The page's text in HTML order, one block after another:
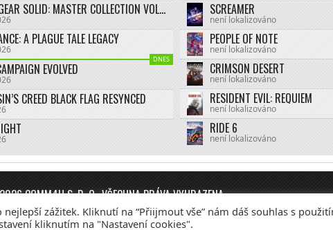
METAL GEAR SOLID: MASTER COLLECTION VOL.2
A PLAGUE TALE LEGACY
DNES
EVOLVED
CREED BLACK FLAG RESYNCED
SCREAMER
není lokalizováno
PEOPLE OF NOTE
není lokalizováno
CRIMSON DESERT
není lokalizováno
RESIDENT EVIL: REQUIEM
není lokalizováno
RIDE 6
není lokalizováno
COMM4U S. R. O., VŠECHNA PRÁVA VYHRAZENA
a sociální služby Reklama – Inzerce – Xboxweb Xbox One –
zážitek. Kliknutí na “Přiijmout vše” nám dáš souhlas s
kliknutím na "Nastavení cookies".